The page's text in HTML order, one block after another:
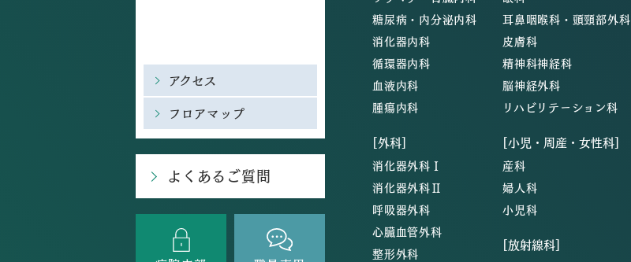
アクセス
フロアマップ
よくあるご質問
糖尿病・内分泌内科
消化器内科
循環器内科
血液内科
腫瘍内科
[外科]
消化器外科Ⅰ
消化器外科Ⅱ
呼吸器外科
心臓血管外科
整形外科
耳鼻咽喉科・頭頸部外科
皮膚科
精神科神経科
脳神経外科
リハビリテーション科
[小児・周産・女性科]
産科
婦人科
小児科
[放射線科]